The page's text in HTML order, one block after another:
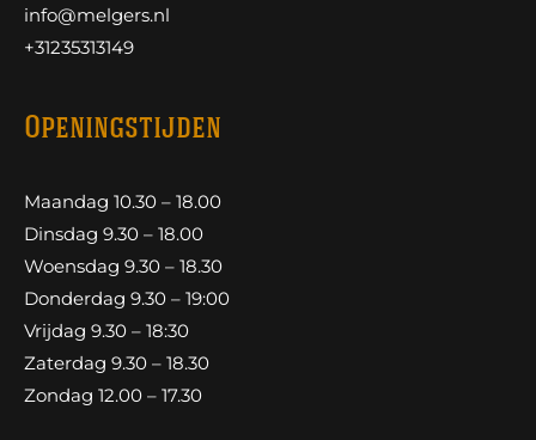
info@melgers.nl
+31235313149
Openingstijden
Maandag 10.30 – 18.00
Dinsdag 9.30 – 18.00
Woensdag 9.30 – 18.30
Donderdag 9.30 – 19:00
Vrijdag 9.30 – 18:30
Zaterdag 9.30 – 18.30
Zondag 12.00 – 17.30